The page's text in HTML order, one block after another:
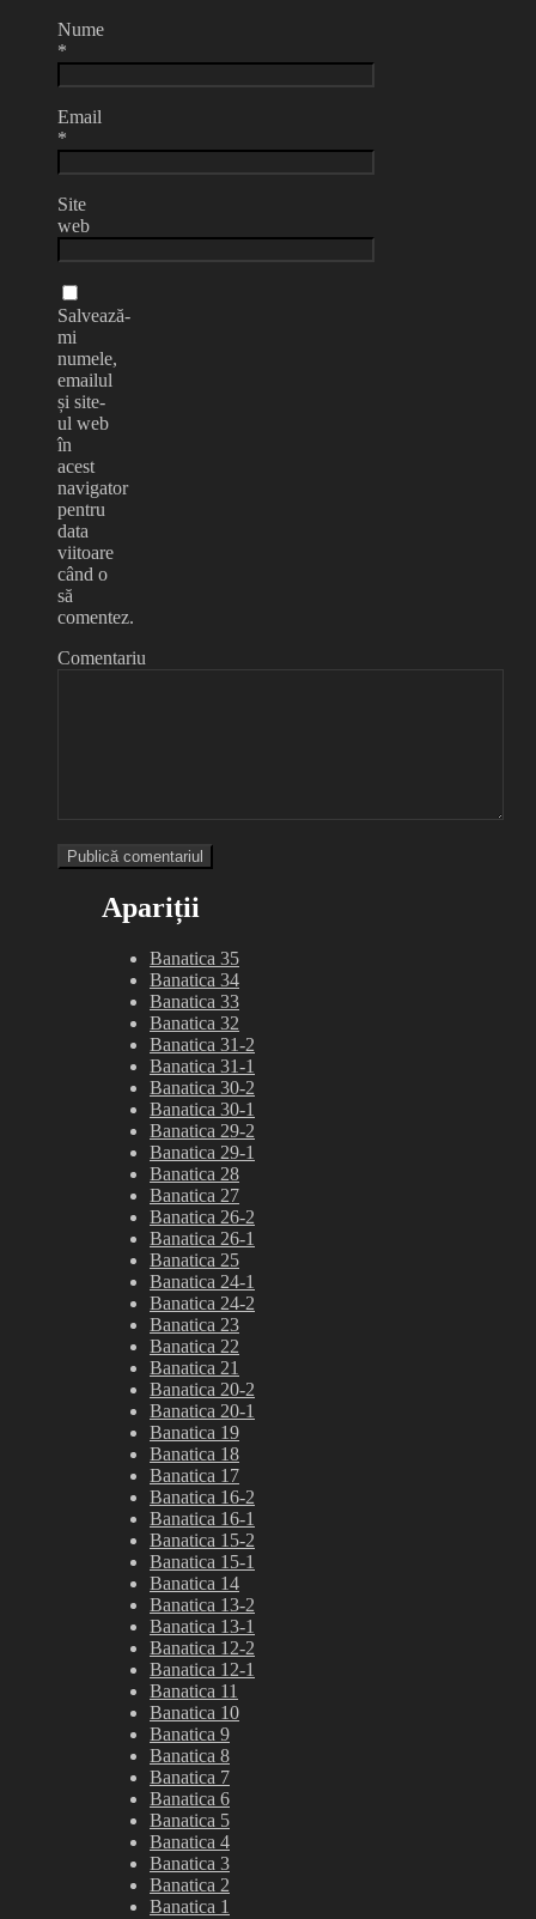
Nume
*
Email
*
Site
web
Salvează-
mi
numele,
emailul
și site-
ul web
în
acest
navigator
pentru
data
viitoare
când o
să
comentez.
Comentariu
Apariții
Banatica 35
Banatica 34
Banatica 33
Banatica 32
Banatica 31-2
Banatica 31-1
Banatica 30-2
Banatica 30-1
Banatica 29-2
Banatica 29-1
Banatica 28
Banatica 27
Banatica 26-2
Banatica 26-1
Banatica 25
Banatica 24-1
Banatica 24-2
Banatica 23
Banatica 22
Banatica 21
Banatica 20-2
Banatica 20-1
Banatica 19
Banatica 18
Banatica 17
Banatica 16-2
Banatica 16-1
Banatica 15-2
Banatica 15-1
Banatica 14
Banatica 13-2
Banatica 13-1
Banatica 12-2
Banatica 12-1
Banatica 11
Banatica 10
Banatica 9
Banatica 8
Banatica 7
Banatica 6
Banatica 5
Banatica 4
Banatica 3
Banatica 2
Banatica 1